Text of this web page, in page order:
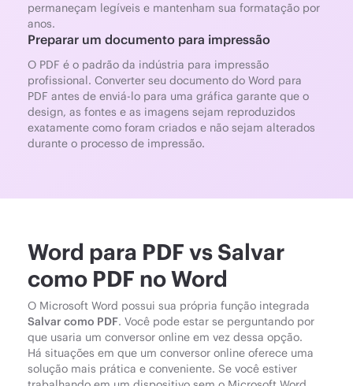
permaneçam legíveis e mantenham sua formatação por
anos.
Preparar um documento para impressão
O PDF é o padrão da indústria para impressão
profissional. Converter seu documento do Word para
PDF antes de enviá-lo para uma gráfica garante que o
design, as fontes e as imagens sejam reproduzidos
exatamente como foram criados e não sejam alterados
durante o processo de impressão.
Word para PDF vs Salvar
como PDF no Word
O Microsoft Word possui sua própria função integrada
Salvar como PDF. Você pode estar se perguntando por
que usaria um conversor online em vez dessa opção.
Há situações em que um conversor online oferece uma
solução mais prática e conveniente. Se você estiver